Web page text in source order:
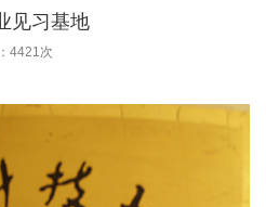
见习基地
次